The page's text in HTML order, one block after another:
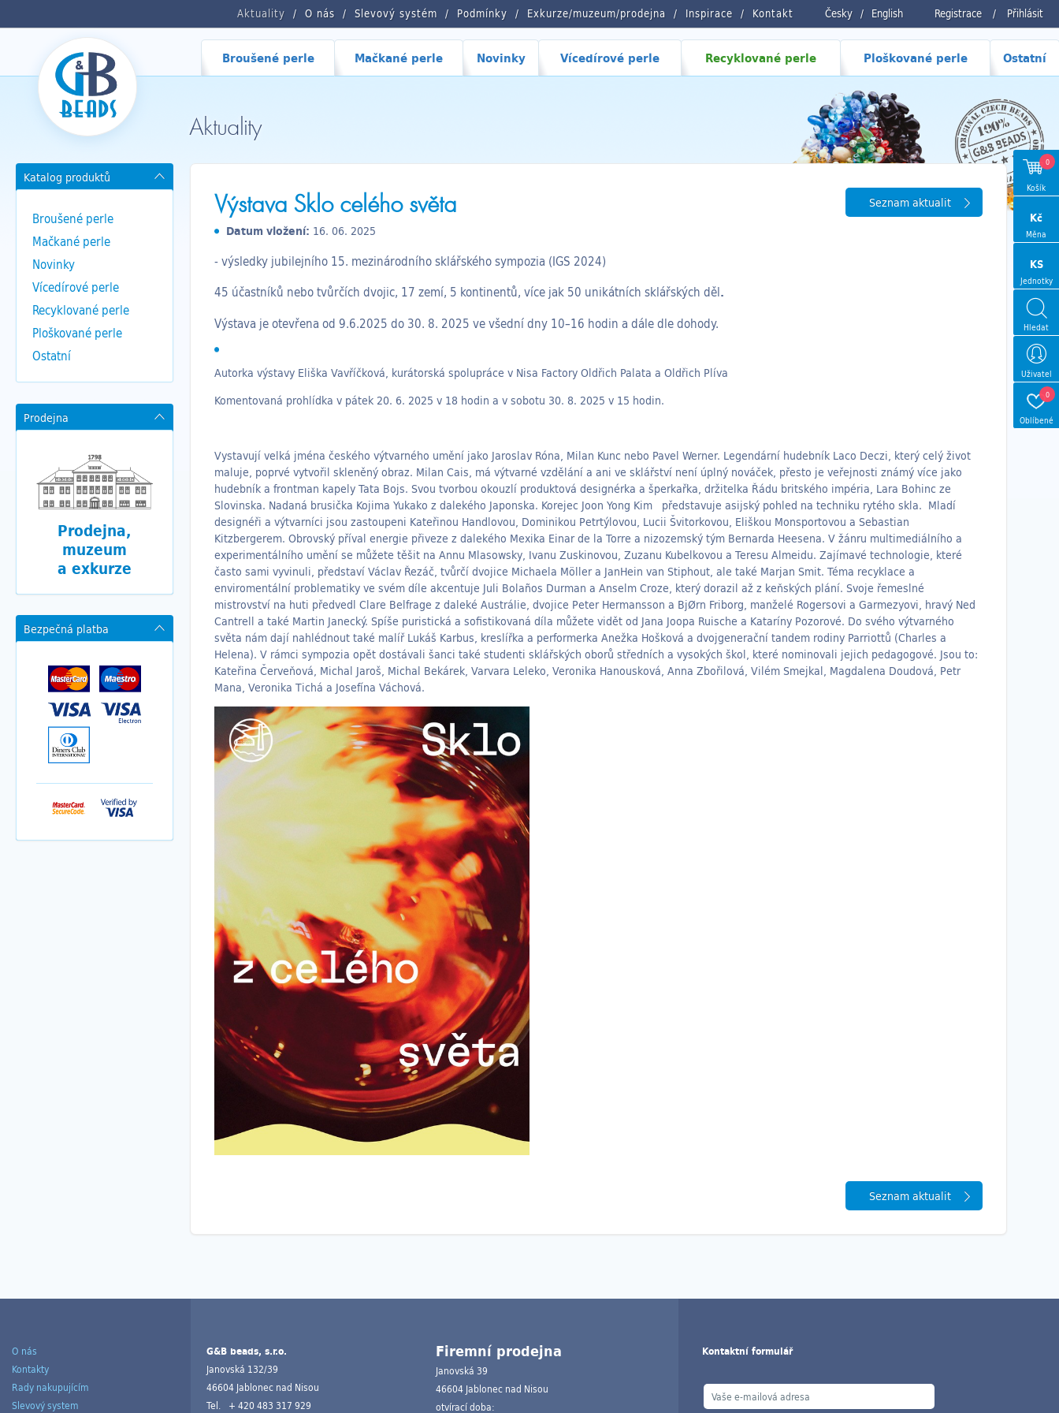
Registrace / Přihlásit
Česky / English
Aktuality O nás Slevový systém Podmínky Exkurze/muzeum/prodejna Inspirace Kontakt
Broušené perle Mačkané perle Novinky Vícedírové perle Recyklované perle Ploškované perle Ostatní
Aktuality
Katalog produktů
Broušené perle
Mačkané perle
Novinky
Vícedírové perle
Recyklované perle
Ploškované perle
Ostatní
Prodejna
Prodejna,
muzeum
a exkurze
Bezpečná platba
Seznam aktualit
Výstava Sklo celého světa
Datum vložení: 16. 06. 2025
- výsledky jubilejního 15. mezinárodního sklářského sympozia (IGS 2024)
45 účastníků nebo tvůrčích dvojic, 17 zemí, 5 kontinentů, více jak 50 unikátních sklářských děl.
Výstava je otevřena od 9.6.2025 do 30. 8. 2025 ve všední dny 10–16 hodin a dále dle dohody.
Autorka výstavy Eliška Vavříčková, kurátorská spolupráce v Nisa Factory Oldřich Palata a Oldřich Plíva
Komentovaná prohlídka v pátek 20. 6. 2025 v 18 hodin a v sobotu 30. 8. 2025 v 15 hodin.
Vystavují velká jména českého výtvarného umění jako Jaroslav Róna, Milan Kunc nebo Pavel Werner. Legendární hudebník Laco Deczi, který celý život
maluje, poprvé vytvořil skleněný obraz. Milan Cais, má výtvarné vzdělání a ani ve sklářství není úplný nováček, přesto je veřejnosti známý více jako
hudebník a frontman kapely Tata Bojs. Svou tvorbou okouzlí produktová designérka a šperkařka, držitelka Řádu britského impéria, Lara Bohinc ze
Slovinska. Nadaná brusička Kojima Yukako z dalekého Japonska. Korejec Joon Yong Kim představuje asijský pohled na techniku rytého skla. Mladí
designéři a výtvarníci jsou zastoupeni Kateřinou Handlovou, Dominikou Petrtýlovou, Lucii Švitorkovou, Eliškou Monsportovou a Sebastian
Kitzbergerem. Obrovský příval energie přiveze z dalekého Mexika Einar de la Torre a nizozemský tým Bernarda Heesena. V žánru multimediálního a
experimentálního umění se můžete těšit na Annu Mlasowsky, Ivanu Zuskinovou, Zuzanu Kubelkovou a Teresu Almeidu. Zajímavé technologie, které
často sami vyvinuli, představí Václav Řezáč, tvůrčí dvojice Michaela Möller a JanHein van Stiphout, ale také Marjan Smit. Téma recyklace a
enviromentální problematiky ve svém díle akcentuje Juli Bolan͂os Durman a Anselm Croze, který dorazil až z keňských plání. Svoje řemeslné
mistrovství na huti předvedl Clare Belfrage z daleké Austrálie, dvojice Peter Hermansson a BjØrn Friborg, manželé Rogersovi a Garmezyovi, hravý Ned
Cantrell a také Martin Janecký. Spíše puristická a sofistikovaná díla můžete vidět od Jana Joopa Ruische a Kataríny Pozorové. Do svého výtvarného
světa nám dají nahlédnout také malíř Lukáš Karbus, kreslířka a performerka Anežka Hošková a dvojgenerační tandem rodiny Parriottů (Charles a
Helena). V rámci sympozia opět dostávali šanci také studenti sklářských oborů středních a vysokých škol, které nominovali jejich pedagogové. Jsou to:
Kateřina Červeňová, Michal Jaroš, Michal Bekárek, Varvara Leleko, Veronika Hanousková, Anna Zbořilová, Vilém Smejkal, Magdalena Doudová, Petr
Mana, Veronika Tichá a Josefína Váchová.
Seznam aktualit
0
Košík
Kč
Měna
KS
Jednotky
Hledat
Uživatel
0
Oblíbené
O nás
Kontakty
Rady nakupujícím
Slevový system
G&B beads, s.r.o.
Janovská 132/39
46604 Jablonec nad Nisou
Tel.
+ 420 483 317 929
Firemní prodejna
Janovská 39
46604 Jablonec nad Nisou
otvírací doba:
Kontaktní formulář